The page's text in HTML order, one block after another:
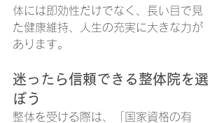
体には即効性だけでなく、長い目で見
た健康維持、人生の充実に大きな力が
あります。
迷ったら信頼できる整体院を選
ぼう
整体を受ける際は、「国家資格の有